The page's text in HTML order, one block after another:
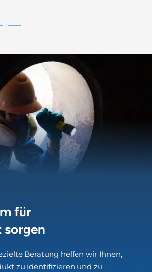
für
sorgen
Beratung helfen wir Ihnen,
zu identifizieren und zu